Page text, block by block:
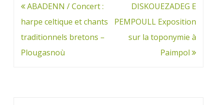
Navigation
de
l’article
ABADENN / Concert :
harpe celtique et chants
traditionnels bretons –
Plougasnoù
DISKOUEZADEG E
PEMPOULL Exposition
sur la toponymie à
Paimpol